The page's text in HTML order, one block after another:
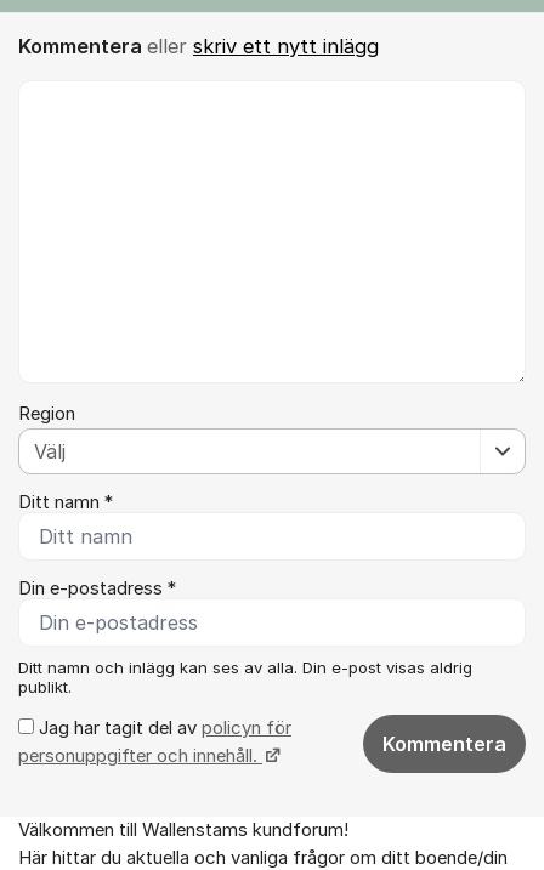
Kommentera eller skriv ett nytt inlägg
Region
Ditt namn *
Din e-postadress *
Ditt namn och inlägg kan ses av alla. Din e-post visas aldrig
publikt.
Jag har tagit del av policyn för
personuppgifter och innehåll.
Kommentera
Om forumet
Välkommen till Wallenstams kundforum!
Här hittar du aktuella och vanliga frågor om ditt boende/din